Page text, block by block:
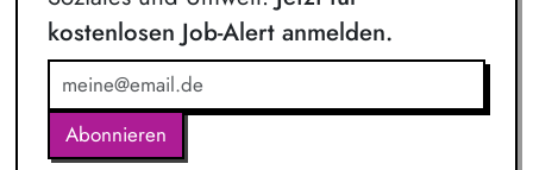
kostenlosen Job-Alert anmelden.
Abonnieren